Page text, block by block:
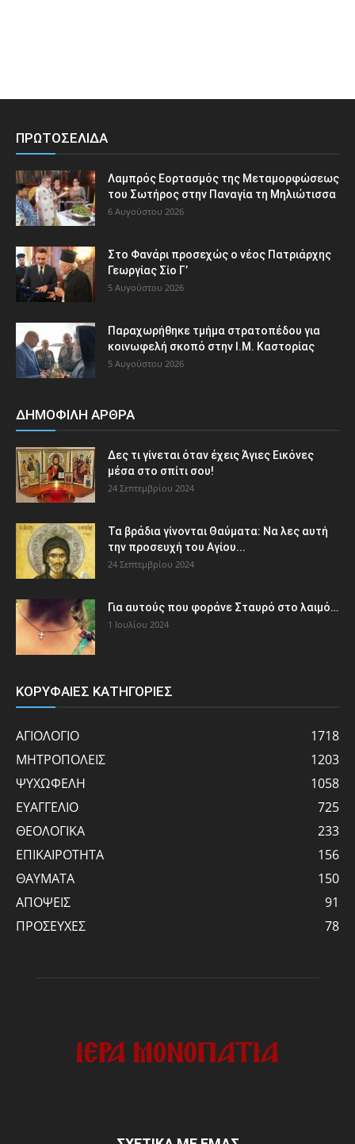
ΠΡΩΤΟΣΕΛΙΔΑ
Λαμπρός Εορτασμός της Μεταμορφώσεως
του Σωτήρος στην Παναγία τη Μηλιώτισσα
6 Αυγούστου 2026
Στο Φανάρι προσεχώς ο νέος Πατριάρχης
Γεωργίας Σίο Γ’
5 Αυγούστου 2026
Παραχωρήθηκε τμήμα στρατοπέδου για
κοινωφελή σκοπό στην Ι.Μ. Καστορίας
5 Αυγούστου 2026
ΔΗΜΟΦΙΛΗ ΑΡΘΡΑ
Δες τι γίνεται όταν έχεις Άγιες Εικόνες
μέσα στο σπίτι σου!
24 Σεπτεμβρίου 2024
Τα βράδια γίνονται Θαύματα: Να λες αυτή
την προσευχή του Αγίου...
24 Σεπτεμβρίου 2024
Για αυτούς που φοράνε Σταυρό στο λαιμό…
1 Ιουλίου 2024
ΚΟΡΥΦΑΙΕΣ ΚΑΤΗΓΟΡΙΕΣ
ΑΓΙΟΛΟΓΙΟ
1718
ΜΗΤΡΟΠΟΛΕΙΣ
1203
ΨΥΧΩΦΕΛΗ
1058
ΕΥΑΓΓΕΛΙΟ
725
ΘΕΟΛΟΓΙΚΑ
233
ΕΠΙΚΑΙΡΟΤΗΤΑ
156
ΘΑΥΜΑΤΑ
150
ΑΠΟΨΕΙΣ
91
ΠΡΟΣΕΥΧΕΣ
78